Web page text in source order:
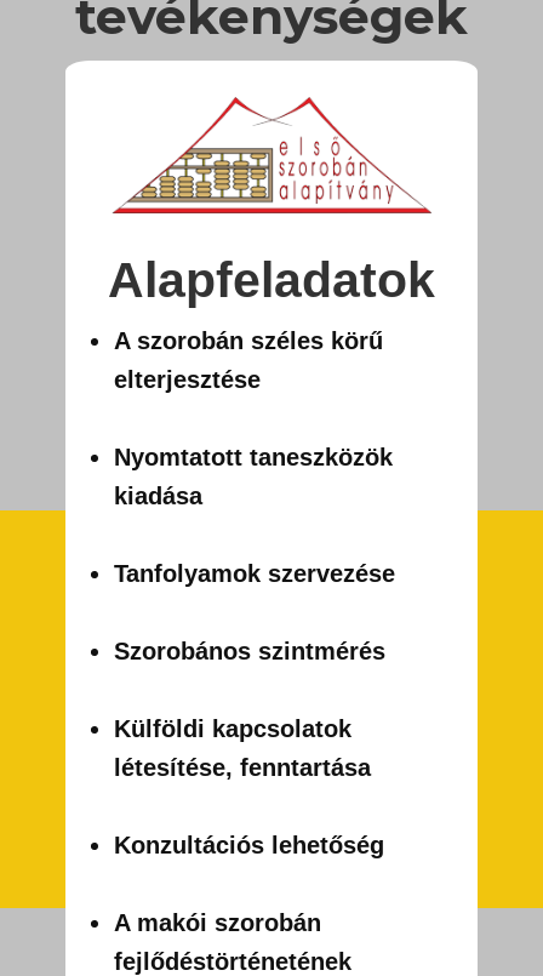
tevékenységek
Alapfeladatok
A szorobán széles körű
elterjesztése
Nyomtatott taneszközök
kiadása
Tanfolyamok szervezése
Szorobános szintmérés
Külföldi kapcsolatok
létesítése, fenntartása
Konzultációs lehetőség
A makói szorobán
fejlődéstörténetének